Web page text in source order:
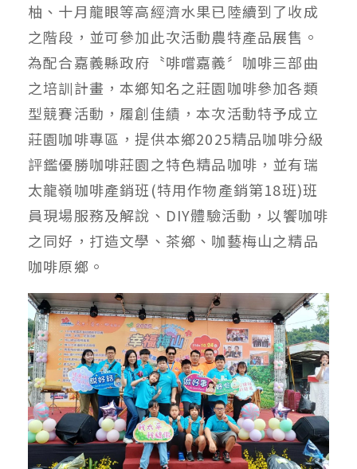
柚、十月龍眼等高經濟水果已陸續到了收成
之階段，並可參加此次活動農特產品展售。
為配合嘉義縣政府〝啡嚐嘉義〞咖啡三部曲
之培訓計畫，本鄉知名之莊園咖啡參加各類
型競賽活動，履創佳績，本次活動特予成立
莊園咖啡專區，提供本鄉2025精品咖啡分級
評鑑優勝咖啡莊園之特色精品咖啡，並有瑞
太龍嶺咖啡產銷班(特用作物產銷第18班)班
員現場服務及解說、DIY體驗活動，以饗咖啡
之同好，打造文學、茶鄉、咖藝梅山之精品
咖啡原鄉。